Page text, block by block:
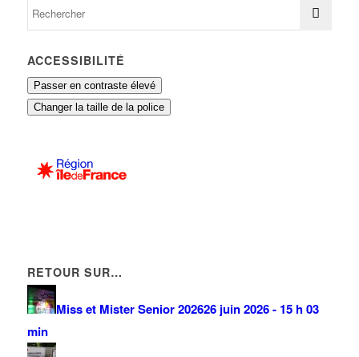
ACCESSIBILITÉ
Passer en contraste élevé
Changer la taille de la police
RETOUR SUR…
Miss et Mister Senior 202626 juin 2026 - 15 h 03
min